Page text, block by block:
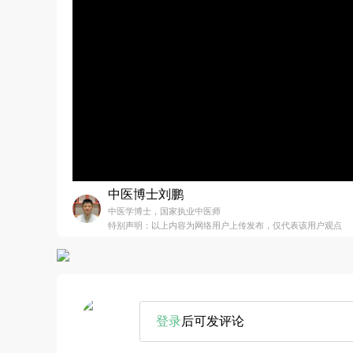
中医博士刘鹏
中医学博士，国家执业中医师
特别声明：以上内容为网络用户上传发布，仅代表该用户观点
登录后可发评论